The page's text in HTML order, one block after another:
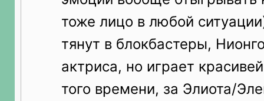
тоже лицо в любой
тянут в блокбастеры,
актриса, но играет
того времени, за Элиота/